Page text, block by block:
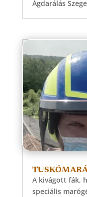
Ágdarálás
A kivágott fák,
speciális